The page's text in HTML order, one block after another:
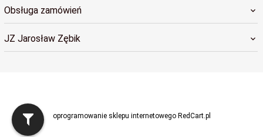
Obsługa zamówień
JZ Jarosław Zębik
sklep@radosnybobas.pl
oprogramowanie sklepu internetowegoRedCart.pl